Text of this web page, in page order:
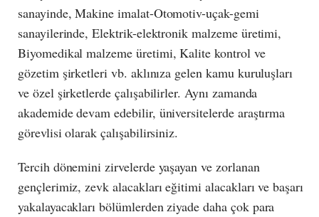
sanayinde, Makine imalat-Otomotiv-uçak-gemi
sanayilerinde, Elektrik-elektronik malzeme üretimi,
Biyomedikal malzeme üretimi, Kalite kontrol ve
gözetim şirketleri vb. aklınıza gelen kamu kuruluşları
ve özel şirketlerde çalışabilirler. Aynı zamanda
akademide devam edebilir, üniversitelerde araştırma
görevlisi olarak çalışabilirsiniz.
Tercih dönemini zirvelerde yaşayan ve zorlanan
gençlerimiz, zevk alacakları eğitimi alacakları ve başarı
yakalayacakları bölümlerden ziyade daha çok para